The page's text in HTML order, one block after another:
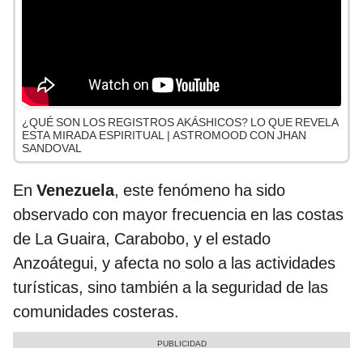
¿QUÉ SON LOS REGISTROS AKÁSHICOS? LO QUE REVELA
ESTA MIRADA ESPIRITUAL | ASTROMOOD CON JHAN
SANDOVAL
En Venezuela, este fenómeno ha sido
observado con mayor frecuencia en las costas
de La Guaira, Carabobo, y el estado
Anzoátegui, y afecta no solo a las actividades
turísticas, sino también a la seguridad de las
comunidades costeras.